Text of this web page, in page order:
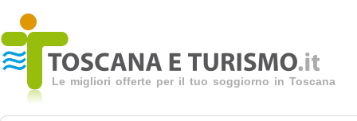
Le migliori offerte per il tuo soggiorno in Toscana